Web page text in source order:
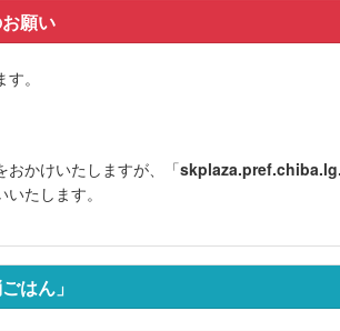
願い
。
おかけいたしますが、「
たします。
はん」